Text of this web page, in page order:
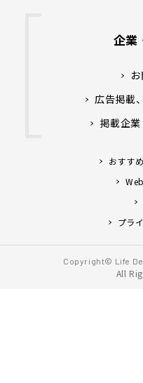
企業
広告掲載
掲載企
おすす
プラ
Copyright© Life
All